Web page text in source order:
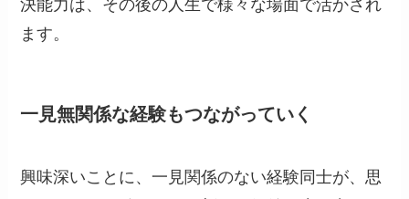
決能力は、その後の人生で様々な場面で活かされ
ます。
一見無関係な経験もつながっていく
興味深いことに、一見関係のない経験同士が、思